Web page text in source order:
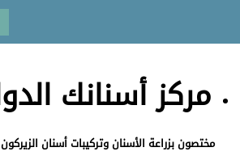
مركز أسنانك
مختصون بزراعة الأسنان وتركيبات أسنان الزيركون